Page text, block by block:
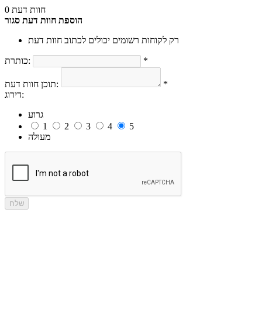
0 חוות דעת
הוספת חוות דעת סגור
רק לקוחות רשומים יכולים לכתוב חוות דעת
כותרת: *
תוכן חוות דעת:
*
דירוג:
גרוע
1
2 3 4
5
מעולה
שלח